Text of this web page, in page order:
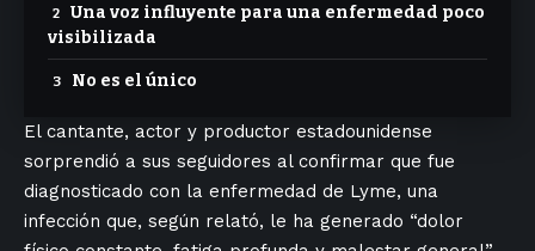
Una voz influyente para una enfermedad poco
visibilizada
No es el único
El cantante, actor y productor estadounidense
sorprendió a sus seguidores al confirmar que fue
diagnosticado con la enfermedad de Lyme, una
infección que, según relató, le ha generado “dolor